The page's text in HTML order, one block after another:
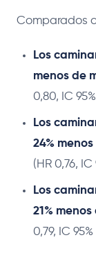
Comparados
Los
menos de
0,80, IC
Los
24%
(HR 0,76,
Los
21%
0,79, IC